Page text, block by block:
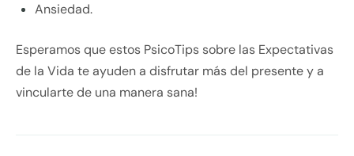
Ansiedad.
Esperamos que estos PsicoTips sobre las Expectativas
de la Vida te ayuden a disfrutar más del presente y a
vincularte de una manera sana!